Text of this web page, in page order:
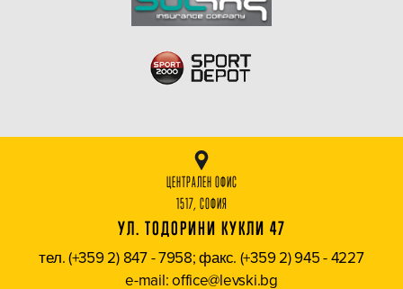
ЦЕНТРАЛЕН ОФИС
1517, СОФИЯ
УЛ. ТОДОРИНИ КУКЛИ 47
тел. (+359 2) 847 - 7958; факс. (+359 2) 945 - 4227
e-mail: office@levski.bg